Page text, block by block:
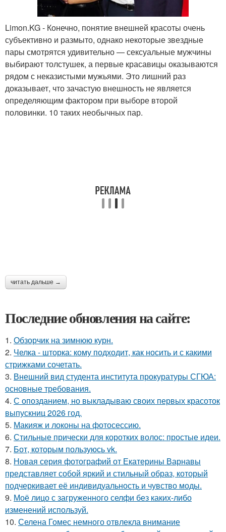
Limon.KG - Конечно, понятие внешней красоты очень
субъективно и размыто, однако некоторые звездные
пары смотрятся удивительно — сексуальные мужчины
выбирают толстушек, а первые красавицы оказываются
рядом с неказистыми мужьями. Это лишний раз
доказывает, что зачастую внешность не является
определяющим фактором при выборе второй
половинки. 10 таких необычных пар.
читать дальше →
Последние обновления на сайте:
1. Обзорчик на зимнюю курн.
2. Челка - шторка: кому подходит, как носить и с какими
стрижками сочетать.
3. Внешний вид студента института прокуратуры СГЮА:
основные требования.
4. С опозданием, но выкладываю своих первых красоток
выпускниц 2026 год.
5. Макияж и локоны на фотосессию.
6. Стильные прически для коротких волос: простые идеи.
7. Бот, которым пользуюсь vk.
8. Новая серия фотографий от Екатерины Варнавы
представляет собой яркий и стильный образ, который
подчеркивает её индивидуальность и чувство моды.
9. Моё лицо с загруженного селфи без каких-либо
изменений используй.
10. Селена Гомес немного отвлекла внимание